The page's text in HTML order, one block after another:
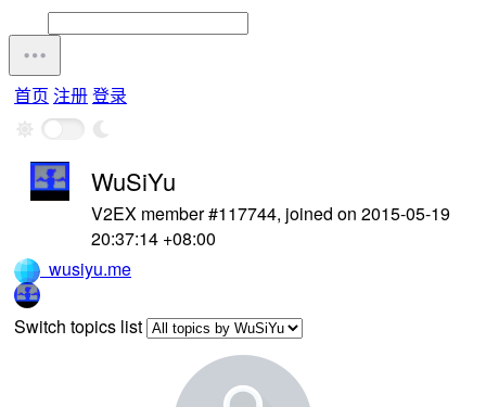
首页 注册登录
WuSiYu
V2EX member #117744, joined on 2015-05-19
20:37:14 +08:00
wusiyu.me
Switch topics list